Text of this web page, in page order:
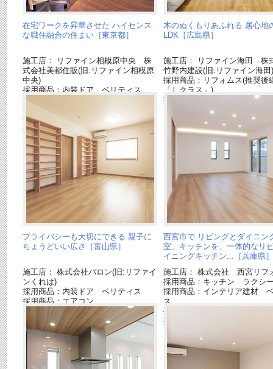
在宅ワークを昇華させた ハイセンス
な職住融合の住まい［東京都］
施工店： リファイン相模原中央 株
式会社美都住販(旧:リファイン相模原
中央)
採用商品：内装ドア ベリティス
採用商品：インテリアカウンター
採用商品：室内窓
採用商品：照明器具
採用商品：内装ドア クラフトレーベ
ル
木のぬくもりあふれる 居心地
LDK［広島県］
施工店： リファイン海田 株
竹野内建設(旧:リファイン海田)
採用商品：リフォムス(推奨後
「Ｌクラス」)
採用商品：LED照明 パネル
プライバシーも大切にできる 親子に
ちょうどいい広さ［富山県］
施工店： 株式会社バロン(旧:リファイ
ンくれは)
採用商品：内装ドア ベリティス
採用商品：エアコン
西宮市で リビングとダイニン
室、キッチンを、一体的なリ
イニングキッチン...［兵庫県］
施工店： 株式会社 西宮リフ
採用商品：キッチン ラクシ
採用商品：インテリア建材
ス
採用商品：LED照明 ダウン
採用商品：照明器具